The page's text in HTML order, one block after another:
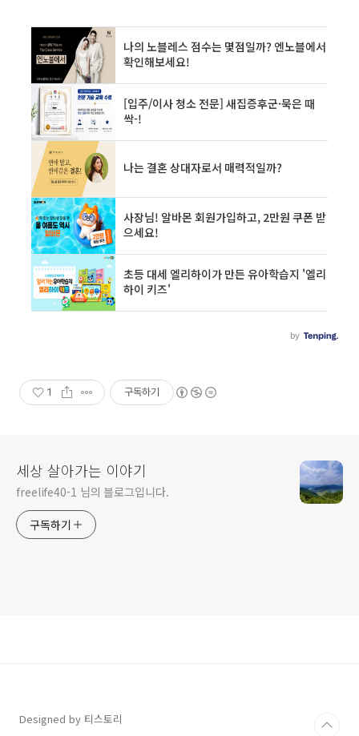
1 구독하기
세상 살아가는 이야기
freelife40-1 님의 블로그입니다.
구독하기
Designed by 티스토리